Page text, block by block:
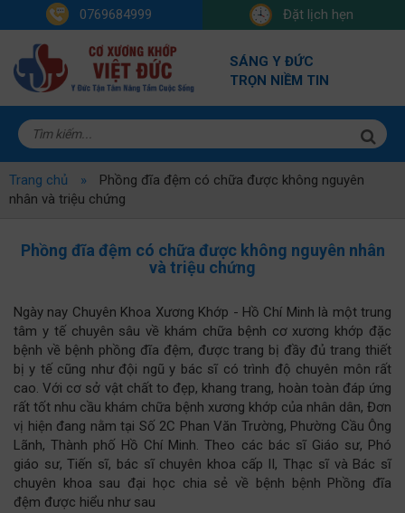
0769684999 Đặt lịch hẹn
SÁNG Y ĐỨC
TRỌN NIỀM TIN
Trang chủ
Phồng đĩa đệm có chữa được không nguyên
nhân và triệu chứng
Phồng đĩa đệm có chữa được không nguyên nhân
và triệu chứng
Ngày nay Chuyên Khoa Xương Khớp - Hồ Chí Minh là một trung
tâm y tế chuyên sâu về khám chữa bệnh cơ xương khớp đặc
bệnh về bệnh phồng đĩa đệm, được trang bị đầy đủ trang thiết
bị y tế cũng như đội ngũ y bác sĩ có trình độ chuyên môn rất
cao. Với cơ sở vật chất to đẹp, khang trang, hoàn toàn đáp ứng
rất tốt nhu cầu khám chữa bệnh xương khớp của nhân dân, Đơn
vị hiện đang nằm tại Số 2C Phan Văn Trường, Phường Cầu Ông
Lãnh, Thành phố Hồ Chí Minh. Theo các bác sĩ Giáo sư, Phó
giáo sư, Tiến sĩ, bác sĩ chuyên khoa cấp II, Thạc sĩ và Bác sĩ
chuyên khoa sau đại học chia sẻ về bệnh bệnh Phồng đĩa
đệm được hiểu như sau